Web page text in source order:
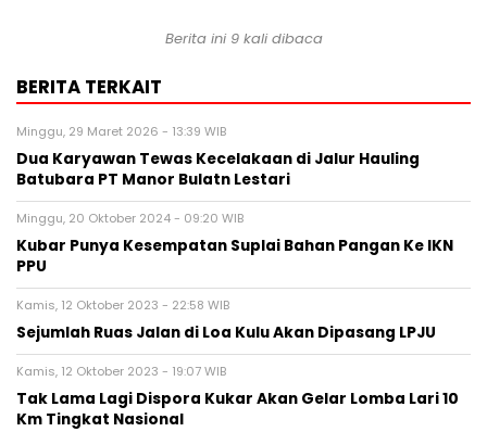
Berita ini 9 kali dibaca
BERITA TERKAIT
Minggu, 29 Maret 2026 - 13:39 WIB
Dua Karyawan Tewas Kecelakaan di Jalur Hauling
Batubara PT Manor Bulatn Lestari
Minggu, 20 Oktober 2024 - 09:20 WIB
Kubar Punya Kesempatan Suplai Bahan Pangan Ke IKN
PPU
Kamis, 12 Oktober 2023 - 22:58 WIB
Sejumlah Ruas Jalan di Loa Kulu Akan Dipasang LPJU
Kamis, 12 Oktober 2023 - 19:07 WIB
Tak Lama Lagi Dispora Kukar Akan Gelar Lomba Lari 10
Km Tingkat Nasional